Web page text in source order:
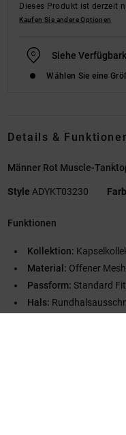
Dieses Produkt ist derzeit
Kaufen Sie andere Optionen
Siehe
Wählen Sie eine
Details &
Männer Rot Muscle-
Style ADYKT03230
Funktionen
Kollektion:
Material: Offener
Passform: Standard Fit
Hals: